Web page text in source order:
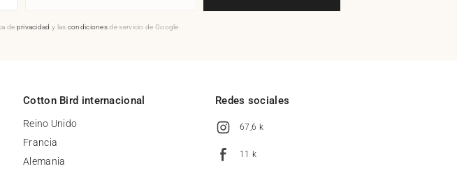
de privacidad y las condicionesde servicio de Google.
Cotton Bird internacional
Reino Unido
Francia
Alemania
Redes sociales
67,6 k
11 k